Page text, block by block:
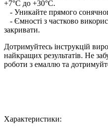
+7°C до +30°C.
- Уникайте прямого
- Ємності з частково
закривати.
Дотримуйтесь інструкцій
найкращих результатів. Не
роботи з емаллю та
Характеристики: